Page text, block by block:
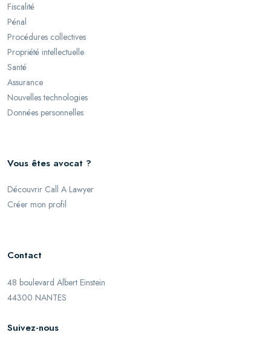
Fiscalité
Pénal
Procédures collectives
Propriété intellectuelle
Santé
Assurance
Nouvelles technologies
Données personnelles
Vous êtes avocat ?
Découvrir Call A Lawyer
Créer mon profil
Contact
48 boulevard Albert Einstein
44300 NANTES
Suivez-nous